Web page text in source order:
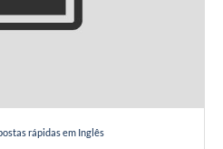
rápidas em Inglês